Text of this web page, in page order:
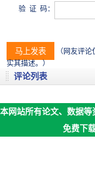
验 证 码：
（网友评
实其描述。）
评论列表
本网站所有论文、数据
免费下